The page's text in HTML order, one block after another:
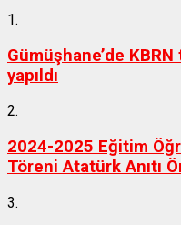
1.
Gümüşhane’de KBRN
yapıldı
2.
2024-2025 Eğitim
Töreni Atatürk Anıtı
3.